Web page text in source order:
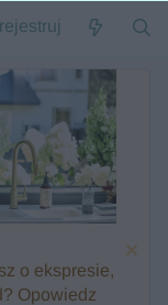
o ekspresie,
Opowiedz